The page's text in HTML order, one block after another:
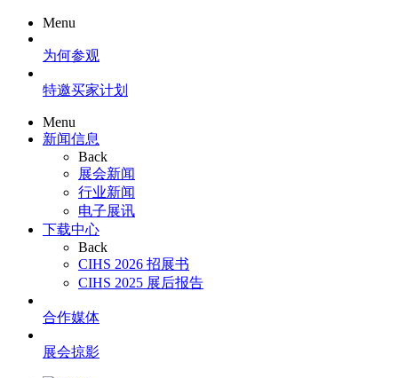
Menu
为何参观
特邀买家计划
Menu
新闻信息
Back
展会新闻
行业新闻
电子展讯
下载中心
Back
CIHS 2026 招展书
CIHS 2025 展后报告
合作媒体
展会掠影